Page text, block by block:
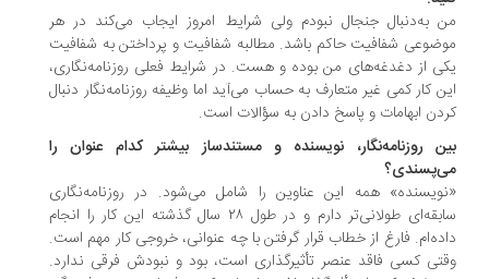
به‌دنبال جنجال نبودم ولی شرایط امروز ایجاب می‌‌کند در هر
شفافیت حاکم باشد. مطالبه شفافیت و پرداختن به شفافیت
از دغدغه‌های من بوده و هست. در شرایط فعلی روزنامه‌نگاری،
کار کمی غیر متعارف به حساب می‌‌آید اما وظیفه روزنامه‌نگار دنبال
ابهامات و پاسخ دادن به سؤالات است.
روزنامه‌نگار، نویسنده و مستندساز بیشتر کدام عنوان را
همه این عناوین را شامل می‌‌شود. در روزنامه‌نگاری
سابقه‌‌ای طولانی‌تر دارم و در طول ۲۸ سال گذشته این کار را انجام
فارغ از خطاب قرار گرفتن با چه عنوانی، خروجی کار مهم است.
کسی فاقد عنصر تأثیرگذاری است، بود و نبودش فرقی ندارد.